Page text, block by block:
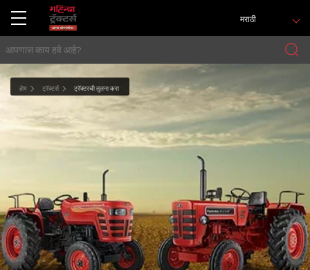
मराठी
होम ट्रॅक्टर्स ट्रॅक्टरची तुलना करा